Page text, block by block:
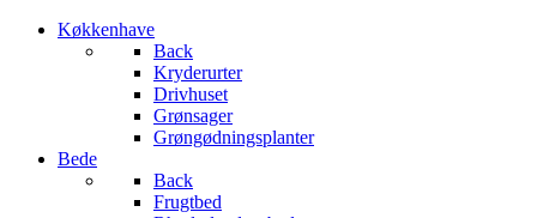
Køkkenhave
Back
Kryderurter
Drivhuset
Grønsager
Grøngødningsplanter
Bede
Back
Frugtbed